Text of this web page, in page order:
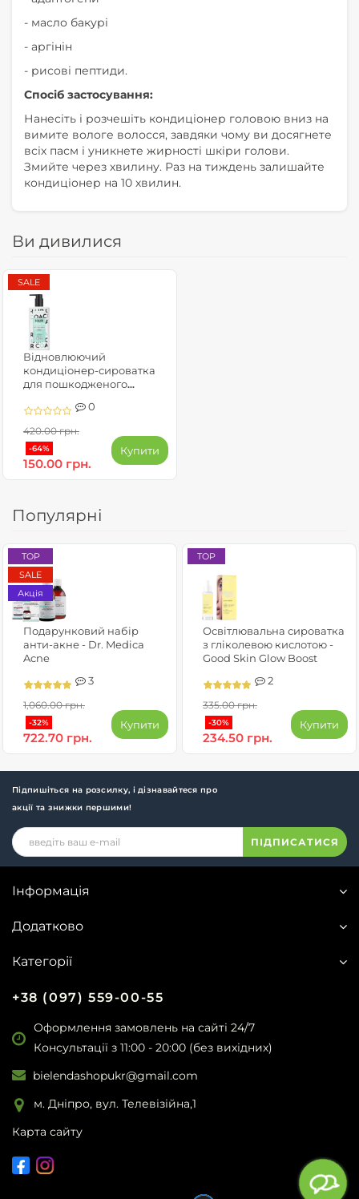
- масло бакурі
- аргінін
- рисові пептиди.
Спосіб застосування:
Нанесіть і розчешіть кондиціонер головою вниз на
вимите вологе волосся, завдяки чому ви досягнете
всіх пасм і уникнете жирності шкіри голови.
Змийте через хвилину. Раз на тиждень залишайте
кондиціонер на 10 хвилин.
Ви дивилися
SALE
Відновлюючий
кондиціонер-сироватка
для пошкодженого
0
420.00 грн.
-64%
150.00 грн.
Купити
Популярні
TOP
SALE
Акція
Подарунковий набір
анти-акне - Dr. Medica
Acne
3
1,060.00 грн.
-32%
722.70 грн.
Купити
TOP
Освітлювальна сироватка
з гліколевою кислотою -
Good Skin Glow Boost
2
335.00 грн.
-30%
234.50 грн.
Купити
Підпишіться на розсилку, і дізнавайтеся про
акції та знижки першими!
ПІДПИСАТИСЯ
Інформація
Додатково
Категорії
+38 (097) 559-00-55
Оформлення замовлень на сайті 24/7
Консультації з 11:00 - 20:00 (без вихідних)
bielendashopukr@gmail.com
м. Дніпро, вул. Телевізійна,1
Карта сайту